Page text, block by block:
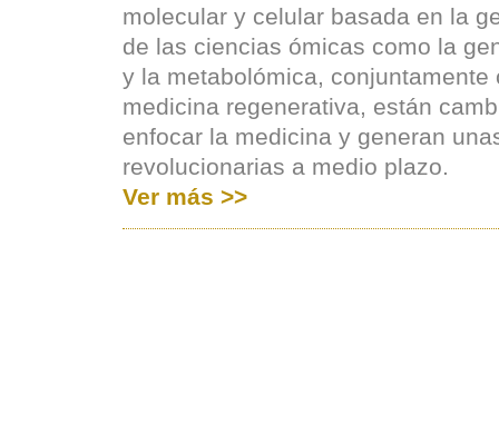
molecular y celular basada en la
de las ciencias ómicas como la
y la metabolómica, conjuntamente
medicina regenerativa, están
enfocar la medicina y generan
revolucionarias a medio plazo.
Ver más >>